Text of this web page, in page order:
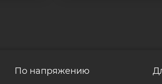
По напряжению